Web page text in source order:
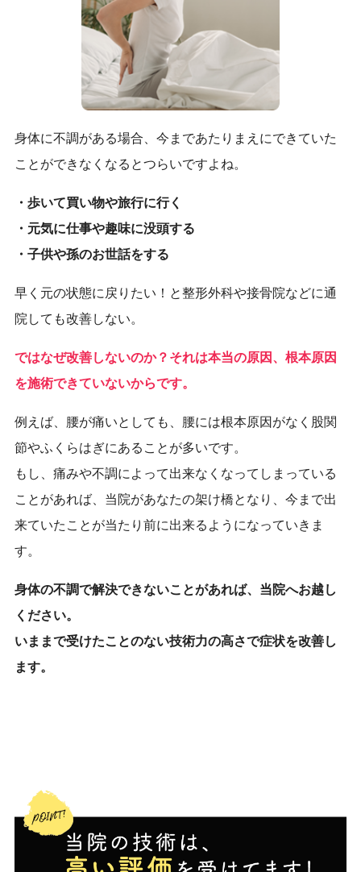
身体に不調がある場合、今まであたりまえにできていた
ことができなくなるとつらいですよね。
・歩いて買い物や旅行に行く
・元気に仕事や趣味に没頭する
・子供や孫のお世話をする
早く元の状態に戻りたい！と整形外科や接骨院などに通
院しても改善しない。
ではなぜ改善しないのか？それは本当の原因、根本原因
を施術できていないからです。
例えば、腰が痛いとしても、腰には根本原因がなく股関
節やふくらはぎにあることが多いです。
もし、痛みや不調によって出来なくなってしまっている
ことがあれば、当院があなたの架け橋となり、今まで出
来ていたことが当たり前に出来るようになっていきま
す。
身体の不調で解決できないことがあれば、当院へお越し
ください。
いままで受けたことのない技術力の高さで症状を改善し
ます。